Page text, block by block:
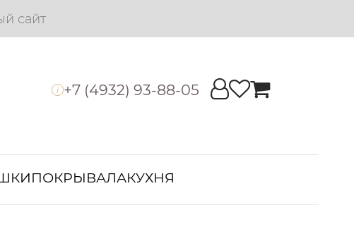
сайт
i +7 (4932) 93-88-05
ПОКРЫВАЛАКУХНЯ